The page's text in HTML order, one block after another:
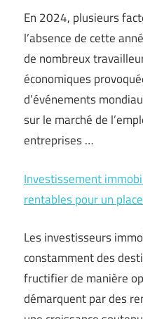
En 2024, plusieurs
l’absence de cette
de nombreux
économiques
d’événements
sur le marché de
entreprises …
Investissement
rentables pour un
Les investisseurs
constamment des
fructifier de manière
démarquent par des